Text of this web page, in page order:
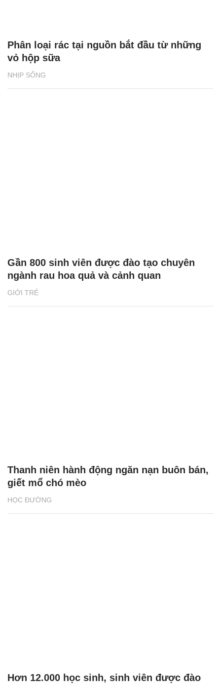
NHỊP SỐNG
Phân loại rác tại nguồn bắt đầu từ những
vỏ hộp sữa
GIỚI TRẺ
Gần 800 sinh viên được đào tạo chuyên
ngành rau hoa quả và cảnh quan
HỌC ĐƯỜNG
Thanh niên hành động ngăn nạn buôn bán,
giết mổ chó mèo
Hơn 12.000 học sinh, sinh viên được đào